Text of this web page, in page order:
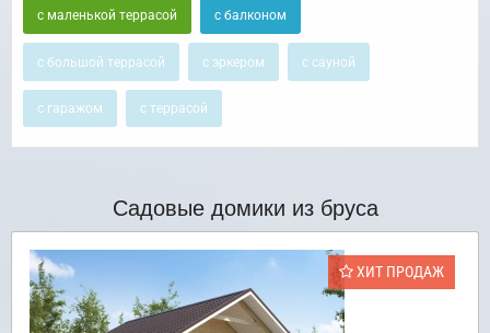
с маленькой террасой с балконом
с большой террасой с эркером с сауной
с гаражом с террасой
Садовые домики из бруса
ХИТ ПРОДАЖ